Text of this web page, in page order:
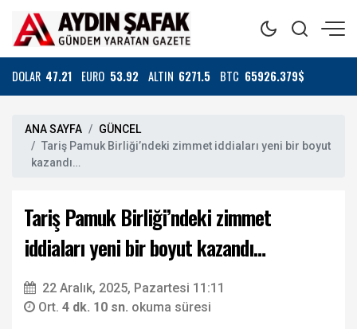
DOLAR 47.21 EURO 53.92 ALTIN 6271.5 BTC 65926.379$
ANA SAYFA
GÜNCEL
Tariş Pamuk Birliği’ndeki zimmet iddiaları yeni bir boyut
kazandı…
Tariş Pamuk Birliği’ndeki zimmet
iddiaları yeni bir boyut kazandı…
22 Aralık, 2025, Pazartesi 11:11
Ort. 4 dk. 10 sn. okuma süresi